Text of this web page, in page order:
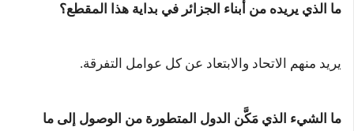
ما الذي يريده من أبناء الجزائر في بداية هذا المقطع؟
يريد منهم الاتحاد والابتعاد عن كل عوامل التفرقة.
ما الشيء الذي مَكَّن الدول المتطورة من الوصول إلى ما